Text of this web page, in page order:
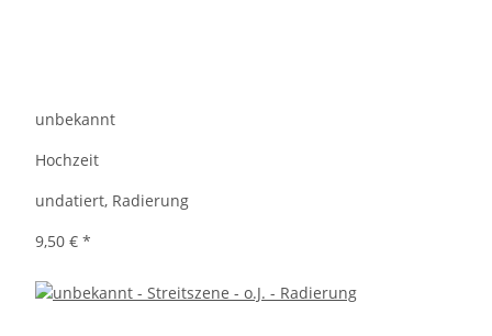
unbekannt
Hochzeit
undatiert, Radierung
9,50 € *